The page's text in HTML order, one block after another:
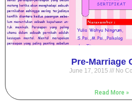
Pre-Marriage
June 17, 2015 No
Read More »